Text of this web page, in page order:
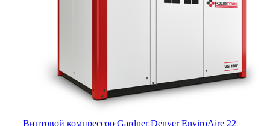
Винтовой компрессор Gardner Denver EnviroAire 22